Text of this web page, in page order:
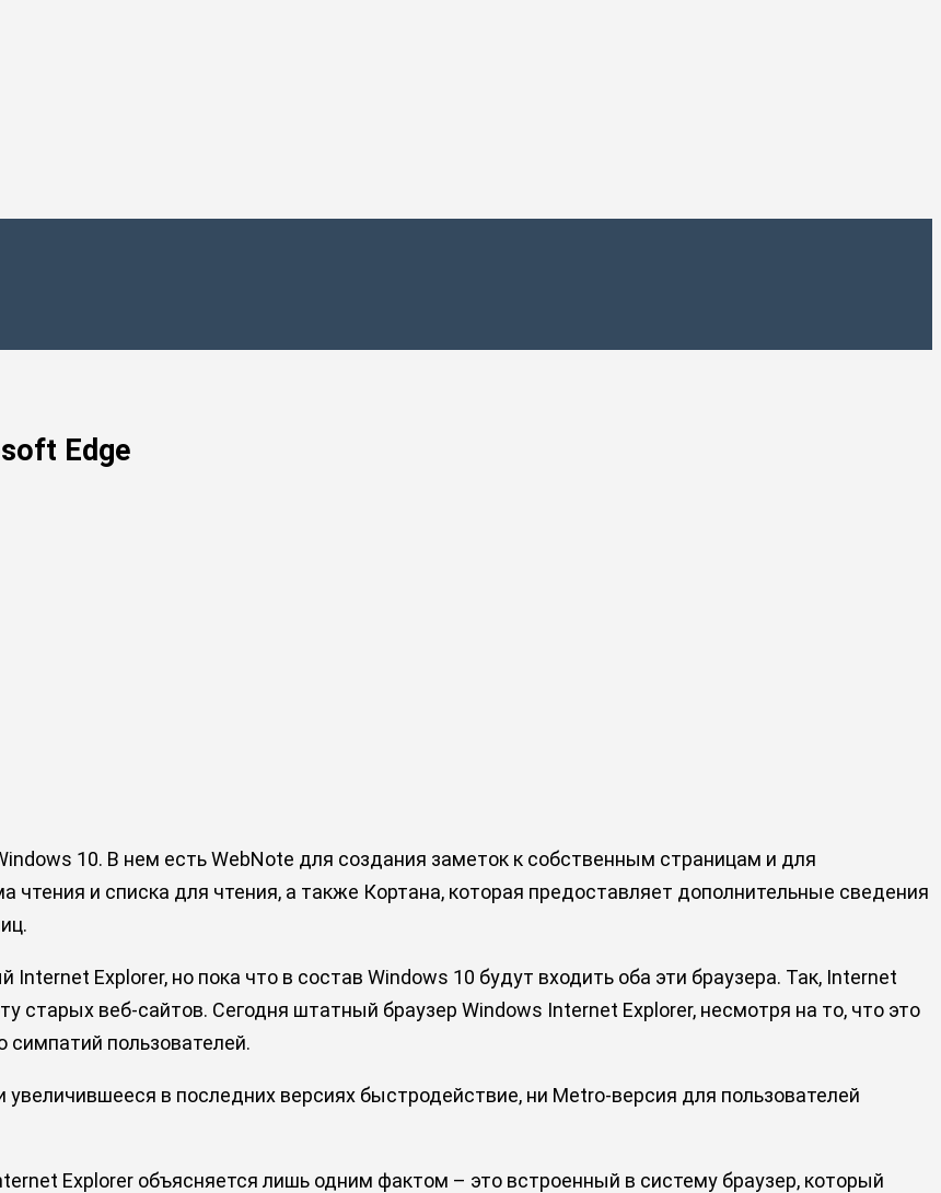
Edge
10. В нем есть WebNote для создания заметок к собственным страницам и для
и списка для чтения, а также Кортана, которая предоставляет дополнительные сведения
Explorer, но пока что в состав Windows 10 будут входить оба эти браузера. Так, Internet
старых веб-сайтов. Сегодня штатный браузер Windows Internet Explorer, несмотря на то, что это
пользователей.
в последних версиях быстродействие, ни Metro-версия для пользователей
Explorer объясняется лишь одним фактом – это встроенный в систему браузер, который